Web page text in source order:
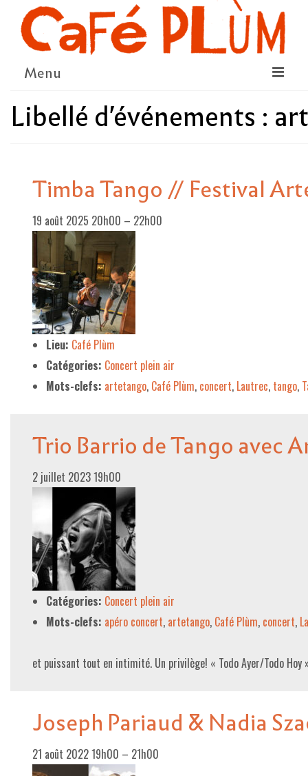
Menu
LE PROJET
NOUS SOUTENIR
LE PROGRAMME
DÉTAIL DES ÉVÉNEMENTS
LA SAISON CULTURELLE
AMI·ES ARTISTES
LE PROJET DE TERRITOIRE
LE CAFÉ/RESTO
LES FORMULES
NOS FOURNISSEUR·EUSE·S
LA LIBRAIRIE
UNE LIBRAIRIE INDÉPENDANTE
COMMANDER UN LIVRE
LES EXPOSITIONS
INFOS & ACCESSIBILITÉ
Libellé d'événements :
Timba Tango // Festival
19 août 2025 20h00 – 22h00
Lieu: Café Plùm
Catégories: Concert plein air
Mots-clefs: artetango, Café Plùm, concert, Lautrec, tango,
Trio Barrio de Tango avec
2 juillet 2023 19h00
Catégories: Concert plein air
Mots-clefs: apéro concert, artetango, Café Plùm, concert,
et puissant tout en intimité. Un privilège! « Todo Ayer/Todo
Joseph Pariaud & Nadia
21 août 2022 19h00 – 21h00